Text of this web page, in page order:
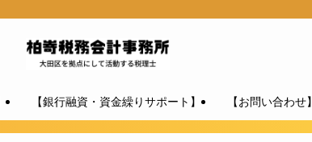
【銀行融資・資金繰りサポート】 【お問い合わせ】